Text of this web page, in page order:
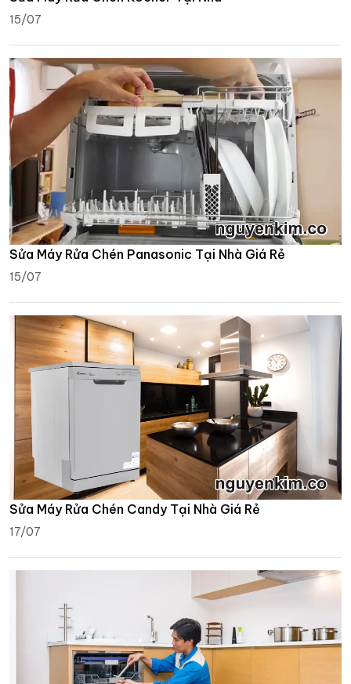
15/07
Sửa Máy Rửa Chén Panasonic Tại Nhà Giá Rẻ
15/07
Sửa Máy Rửa Chén Candy Tại Nhà Giá Rẻ
17/07